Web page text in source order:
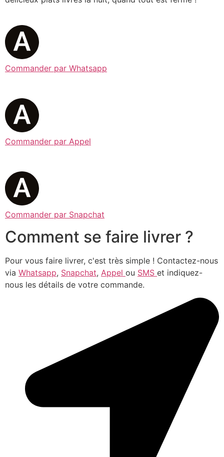
Commander par Whatsapp
Commander par Appel
Commander par Snapchat
Comment se faire livrer ?
Pour vous faire livrer, c'est très simple ! Contactez-nous
via Whatsapp, Snapchat, Appel ou SMS et indiquez-
nous les détails de votre commande.